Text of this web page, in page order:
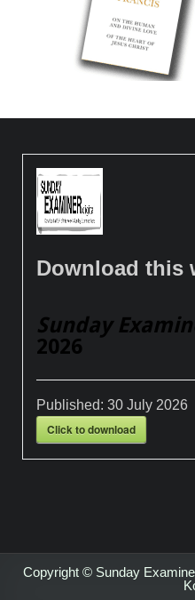
Download this
Sunday
2026
Published:30 July 2026
Click to download
Copyright © Sunday